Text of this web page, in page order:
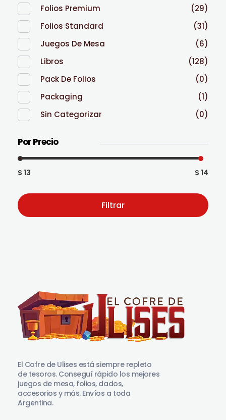
Folios Premium
(29)
Folios Standard
(31)
Juegos De Mesa
(6)
Libros
(128)
Pack De Folios
(0)
Packaging
(1)
Sin Categorizar
(0)
Por Precio
$ 13 $ 14
Filtrar
El Cofre de Ulises está siempre repleto
de tesoros. Conseguí rápido los mejores
juegos de mesa, folios, dados,
accesorios y más. Envíos a toda
Argentina.